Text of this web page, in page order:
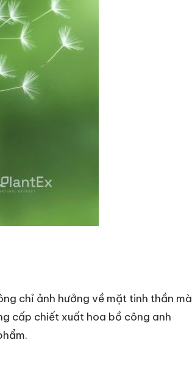
chỉ ảnh hưởng về mặt tinh thần mà
cấp chiết xuất hoa bồ công anh